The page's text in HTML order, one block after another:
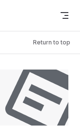
Return to top